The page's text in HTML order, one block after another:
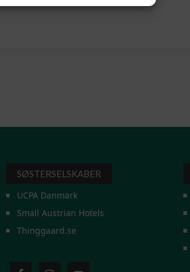
SØSTERSELSKABER
UCPA Danmark
Small Austrian Hotels
Thinggaard.se